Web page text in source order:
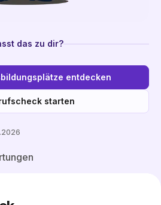
das zu dir?
entdecken
starten